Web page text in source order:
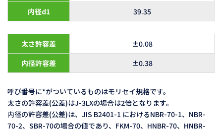
内径d1
39.35
太さ許容差
±0.08
内径許容差
±0.38
呼び番号に*がついているものはモリセイ規格です。
太さの許容差(公差)はJ-3LXの場合は2倍となります。
内径の許容差(公差)は、JIS B2401-1 におけるNBR-70-1、NBR-
70-2、SBR-70の場合の値であり、FKM-70、HNBR-70、HNBR-